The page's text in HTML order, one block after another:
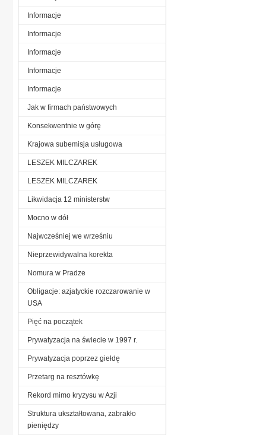
Informacje
Informacje
Informacje
Informacje
Informacje
Jak w firmach państwowych
Konsekwentnie w górę
Krajowa subemisja usługowa
LESZEK MILCZAREK
LESZEK MILCZAREK
Likwidacja 12 ministerstw
Mocno w dół
Najwcześniej we wrześniu
Nieprzewidywalna korekta
Nomura w Pradze
Obligacje: azjatyckie rozczarowanie w
USA
Pięć na początek
Prywatyzacja na świecie w 1997 r.
Prywatyzacja poprzez giełdę
Przetarg na resztówkę
Rekord mimo kryzysu w Azji
Struktura ukształtowana, zabrakło
pieniędzy